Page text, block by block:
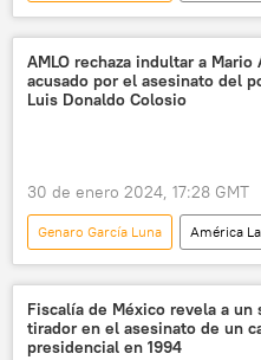
Barbados
Unidad de
UIF
sociedad
Florida
Nueva York
AMLO rechaza indultar a Mario
acusado por el asesinato del
Luis Donaldo Colosio
30 de enero 2024, 17:28 GMT
Genaro García Luna
América
Luis Donaldo Colosio
política
justicia
Lomas Taurinas
Fiscalía de México revela a un
tirador en el asesinato de un
presidencial en 1994